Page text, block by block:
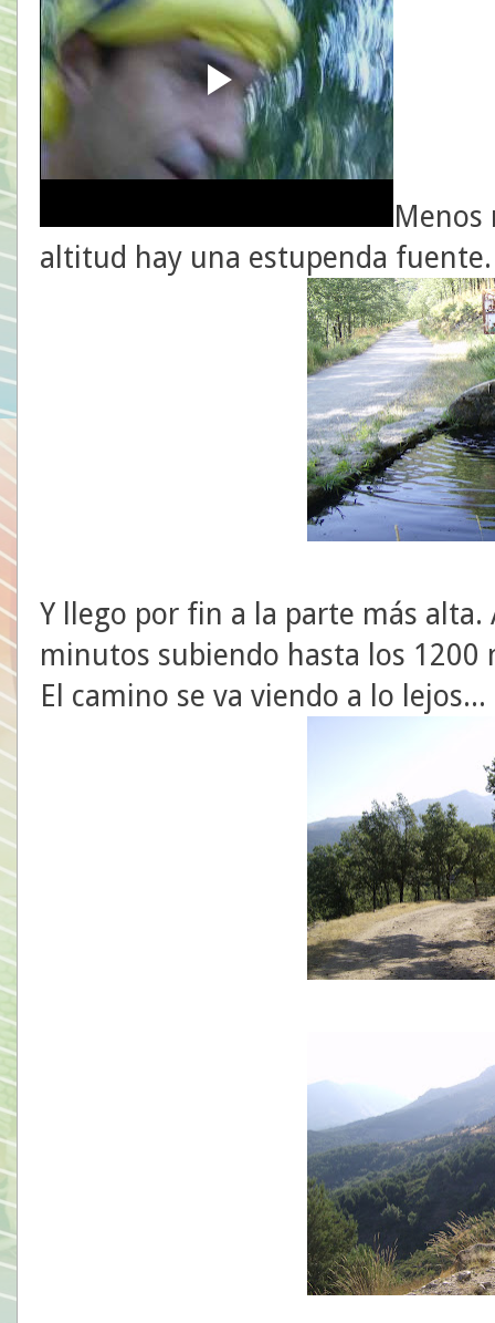
Menos
altitud hay una estupenda fuente.
Y llego por fin a la parte más alta.
minutos subiendo hasta los
El camino se va viendo a lo lejos...